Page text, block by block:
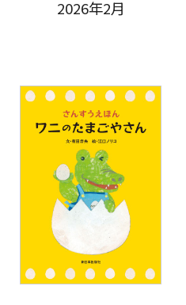
2026年2月